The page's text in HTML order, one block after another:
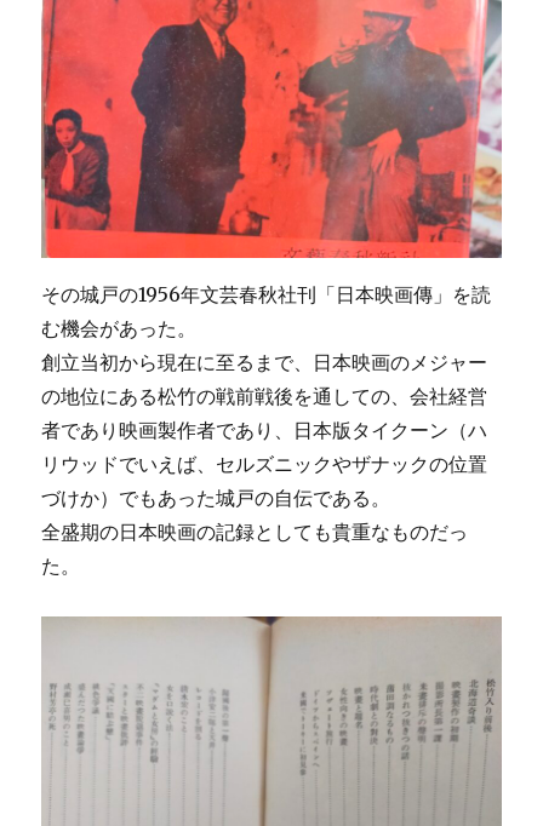
その城戸の1956年文芸春秋社刊「日本映画傳」を読
む機会があった。
創立当初から現在に至るまで、日本映画のメジャー
の地位にある松竹の戦前戦後を通しての、会社経営
者であり映画製作者であり、日本版タイクーン（ハ
リウッドでいえば、セルズニックやザナックの位置
づけか）でもあった城戸の自伝である。
全盛期の日本映画の記録としても貴重なものだっ
た。